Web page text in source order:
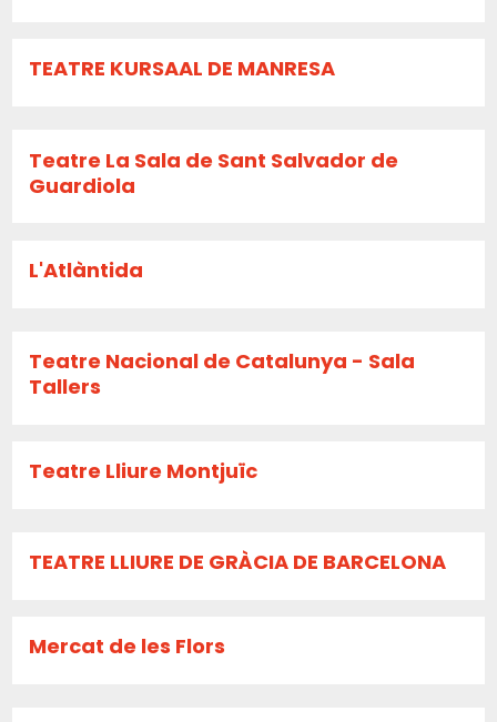
TEATRE KURSAAL DE MANRESA
Teatre La Sala de Sant Salvador de
Guardiola
L'Atlàntida
Teatre Nacional de Catalunya - Sala
Tallers
Teatre Lliure Montjuïc
TEATRE LLIURE DE GRÀCIA DE BARCELONA
Mercat de les Flors